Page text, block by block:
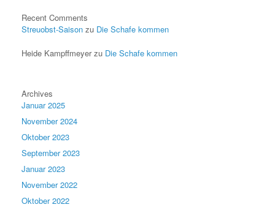
Recent Comments
Streuobst-Saison zu Die Schafe kommen
Heide Kampffmeyerzu Die Schafe kommen
Archives
Januar 2025
November 2024
Oktober 2023
September 2023
Januar 2023
November 2022
Oktober 2022